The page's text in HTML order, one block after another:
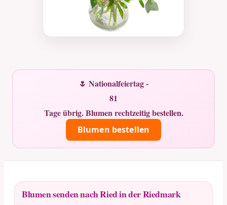
🌷 Nationalfeiertag -
81
Tage übrig. Blumen rechtzeitig bestellen.
Blumen bestellen
Blumen senden nach Ried in der Riedmark